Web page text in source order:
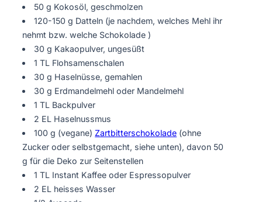
50 g Kokosöl, geschmolzen
120-150 g Datteln (je nachdem, welches Mehl ihr
nehmt bzw. welche Schokolade )
30 g Kakaopulver, ungesüßt
1 TL Flohsamenschalen
30 g Haselnüsse, gemahlen
30 g Erdmandelmehl oder Mandelmehl
1 TL Backpulver
2 EL Haselnussmus
100 g (vegane)Zartbitterschokolade (ohne
Zucker oder selbstgemacht, siehe unten), davon 50
g für die Deko zur Seitenstellen
1 TL Instant Kaffee oder Espressopulver
2 EL heisses Wasser